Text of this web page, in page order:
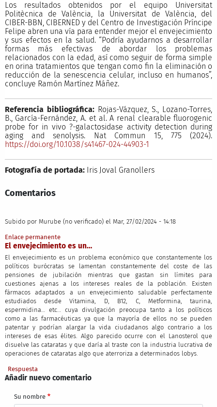
Los resultados obtenidos por el equipo Universitat
Politècnica de València, la Universitat de València, del
CIBER-BBN, CIBERNED y del Centro de Investigación Príncipe
Felipe abren una vía para entender mejor el envejecimiento
y sus efectos en la salud. “Podría ayudarnos a desarrollar
formas más efectivas de abordar los problemas
relacionados con la edad, así como seguir de forma simple
en orina tratamientos que tengan como fin la eliminación o
reducción de la senescencia celular, incluso en humanos”,
concluye Ramón Martínez Máñez.
Referencia bibliográfica: Rojas-Vázquez, S., Lozano-Torres,
B., García-Fernández, A. et al. A renal clearable fluorogenic
probe for in vivo ?-galactosidase activity detection during
aging and senolysis. Nat Commun 15, 775 (2024).
https://doi.org/10.1038/s41467-024-44903-1
Fotografía de portada: Iris Joval Granollers
Comentarios
Subido por Murube (no verificado) el Mar, 27/02/2024 - 14:18
Enlace permanente
El envejecimiento es un…
El envejecimiento es un problema económico que constantemente los
políticos burócratas se lamentan constantemente del coste de las
pensiones de jubilación mientras que gastan sin límites para
cuestiones ajenas a los intereses reales de la población. Existen
fármacos adaptados a un envejecimiento saludable perfectamente
estudiados desde Vitamina, D, B12, C, Metformina, taurina,
espermidina… etc… cuya divulgación preocupa tanto a los políticos
como a las farmacéuticas ya que la mayoría de ellos no se pueden
patentar y podrían alargar la vida ciudadanos algo contrario a los
intereses de esas élites. Algo parecido ocurre con el Lanosterol que
disuelve las cataratas y que daría al traste con la industria lucrativa de
operaciones de cataratas algo que aterroriza a determinados lobys.
Respuesta
Añadir nuevo comentario
Su nombre